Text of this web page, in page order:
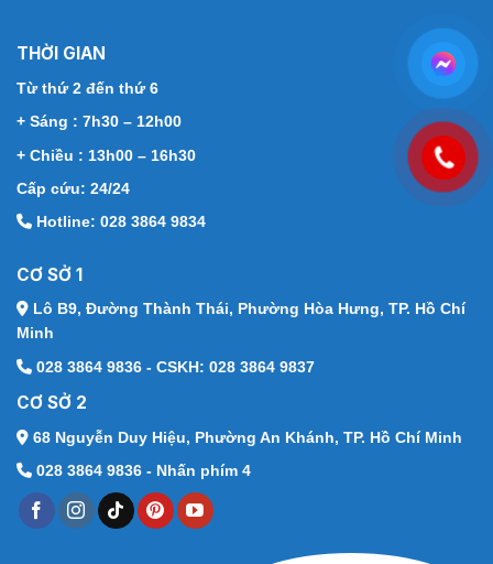
THỜI GIAN
Từ thứ 2 đến thứ 6
+ Sáng : 7h30 – 12h00
+ Chiều : 13h00 – 16h30
Cấp cứu: 24/24
Hotline: 028 3864 9834
CƠ SỞ 1
Lô B9, Đường Thành Thái, Phường Hòa Hưng, TP. Hồ Chí
Minh
028 3864 9836 - CSKH: 028 3864 9837
CƠ SỞ 2
68 Nguyễn Duy Hiệu, Phường An Khánh, TP. Hồ Chí Minh
028 3864 9836 - Nhấn phím 4